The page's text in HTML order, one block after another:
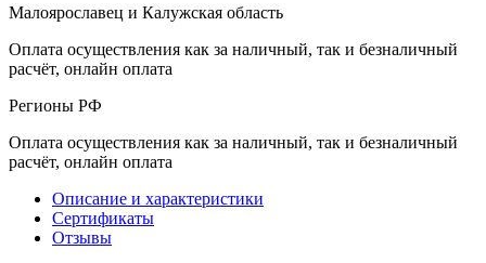
Малоярославец и Калужская область
Оплата осуществления как за наличный, так и безналичный
расчёт, онлайн оплата
Регионы РФ
Оплата осуществления как за наличный, так и безналичный
расчёт, онлайн оплата
Описание и характеристики
Сертификаты
Отзывы